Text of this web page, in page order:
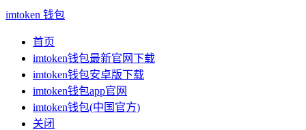
imtoken 钱包
首页
imtoken钱包最新官网下载
imtoken钱包安卓版下载
imtoken钱包app官网
imtoken钱包(中国官方)
关闭